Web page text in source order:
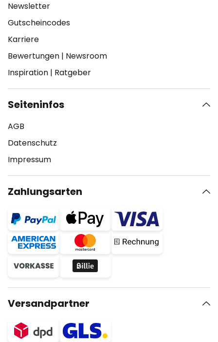
Newsletter
Gutscheincodes
Karriere
Bewertungen | Newsroom
Inspiration | Ratgeber
Seiteninfos
AGB
Datenschutz
Impressum
Zahlungsarten
Versandpartner